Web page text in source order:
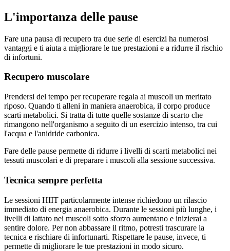
L'importanza delle pause
Fare una pausa di recupero tra due serie di esercizi ha numerosi
vantaggi e ti aiuta a migliorare le tue prestazioni e a ridurre il rischio
di infortuni.
Recupero muscolare
Prendersi del tempo per recuperare regala ai muscoli un meritato
riposo. Quando ti alleni in maniera anaerobica, il corpo produce
scarti metabolici. Si tratta di tutte quelle sostanze di scarto che
rimangono nell'organismo a seguito di un esercizio intenso, tra cui
l'acqua e l'anidride carbonica.
Fare delle pause permette di ridurre i livelli di scarti metabolici nei
tessuti muscolari e di preparare i muscoli alla sessione successiva.
Tecnica sempre perfetta
Le sessioni HIIT particolarmente intense richiedono un rilascio
immediato di energia anaerobica. Durante le sessioni più lunghe, i
livelli di lattato nei muscoli sotto sforzo aumentano e inizierai a
sentire dolore. Per non abbassare il ritmo, potresti trascurare la
tecnica e rischiare di infortunarti. Rispettare le pause, invece, ti
permette di migliorare le tue prestazioni in modo sicuro.